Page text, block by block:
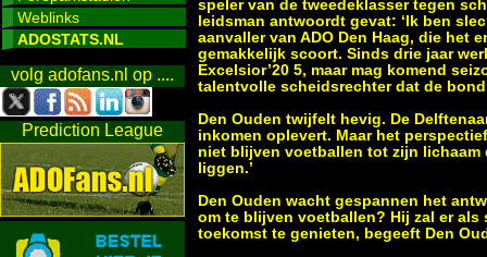
Weblinks
ADOSTATS.NL
volg adofans.nl op ....
Prediction League
speler van de tweedeklasser tegen
leidsman antwoordt gevat: ‘Ik ben
aanvaller van ADO Den Haag, die het
gemakkelijk scoort. Sinds drie jaar
Excelsior’20 5, maar mag komend
talentvolle scheidsrechter dat de
Den Ouden twijfelt hevig. De
inkomen oplevert. Maar het
niet blijven voetballen tot zijn lichaam
liggen.’
Den Ouden wacht gespannen het
om te blijven voetballen? Hij zal er
toekomst te genieten, begeeft Den